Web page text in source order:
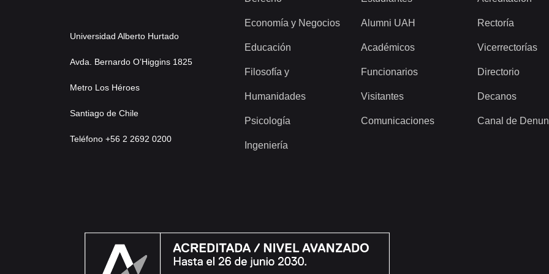
Universidad Alberto Hurtado
Avda. Bernardo O’Higgins 1825
Metro Los Héroes
Santiago de Chile
Teléfono +56 2 2692 0200
Economía y Negocios
Educación
Filosofía y
Humanidades
Psicología
Ingeniería
Alumni UAH
Académicos
Funcionarios
Visitantes
Comunicaciones
Rectoría
Vicerrectorías
Directorio
Decanos
Canal de